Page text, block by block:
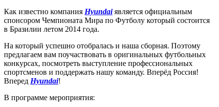
Как известно компания Hyundaiявляется официальным
спонсором Чемпионата Мира по Футболу который состоится
в Бразилии летом 2014 года.
На который успешно отобралась и наша сборная. Поэтому
предлагаем вам поучаствовать в оригинальных футбольных
конкурсах, посмотреть выступление профессиональных
спортсменов и поддержать нашу команду. Вперёд Россия!
Вперед Hyundai!
В программе мероприятия: